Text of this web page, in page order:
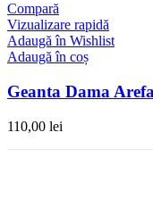
Compară
Vizualizare rapidă
Adaugă în Wishlist
Adaugă în coș
Geanta Dama
110,00 lei